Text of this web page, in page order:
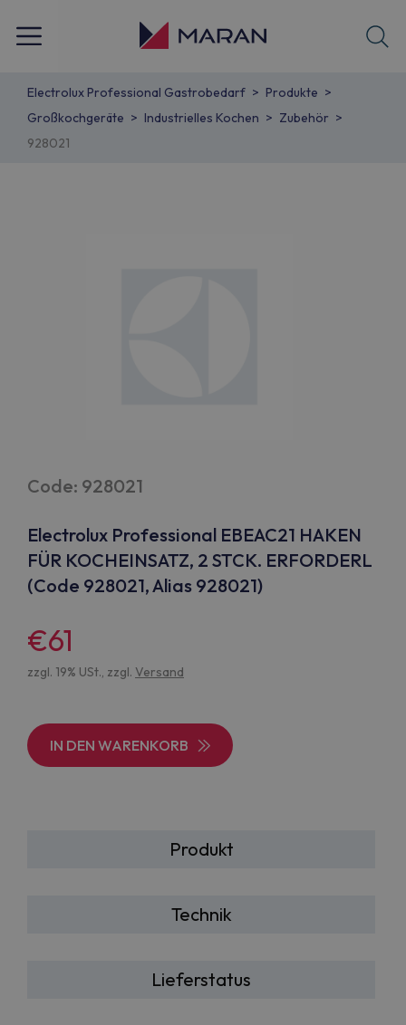
Electrolux Professional Gastrobedarf
Produkte
Großkochgeräte
Industrielles Kochen
Zubehör
928021
Code: 928021
Electrolux Professional EBEAC21 HAKEN
FÜR KOCHEINSATZ, 2 STCK. ERFORDERL
(Code 928021, Alias 928021)
€61
zzgl. 19% USt., zzgl. Versand
IN DEN WARENKORB
Produkt
Technik
Lieferstatus